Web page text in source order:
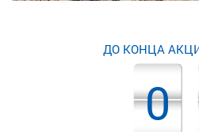
ДО КОНЦА
0